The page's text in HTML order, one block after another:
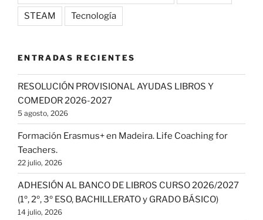
STEAM Tecnología
ENTRADAS RECIENTES
RESOLUCIÓN PROVISIONAL AYUDAS LIBROS Y
COMEDOR 2026-2027
5 agosto, 2026
Formación Erasmus+ en Madeira. Life Coaching for
Teachers.
22 julio, 2026
ADHESIÓN AL BANCO DE LIBROS CURSO 2026/2027
(1º, 2º, 3º ESO, BACHILLERATO y GRADO BÁSICO)
14 julio, 2026